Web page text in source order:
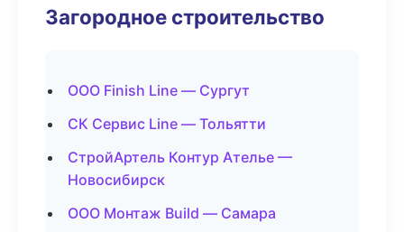
Загородное строительство
ООО Finish Line — Сургут
СК Сервис Line — Тольятти
СтройАртель Контур Ателье —
Новосибирск
ООО Монтаж Build — Самара